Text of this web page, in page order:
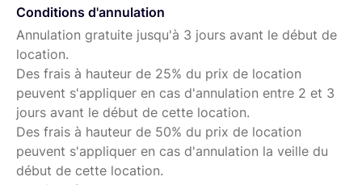
Conditions d'annulation
Annulation gratuite jusqu'à 3 jours avant le début de
location.
Des frais à hauteur de 25% du prix de location
peuvent s'appliquer en cas d'annulation entre 2 et 3
jours avant le début de cette location.
Des frais à hauteur de 50% du prix de location
peuvent s'appliquer en cas d'annulation la veille du
début de cette location.